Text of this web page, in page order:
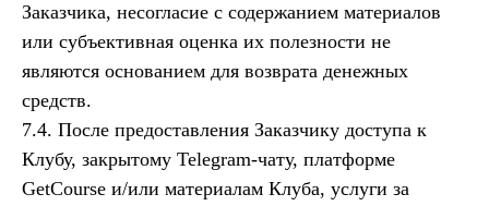
Заказчика, несогласие с содержанием материалов
или субъективная оценка их полезности не
являются основанием для возврата денежных
средств.
7.4. После предоставления Заказчику доступа к
Клубу, закрытому Telegram-чату, платформе
GetCourse и/или материалам Клуба, услуги за